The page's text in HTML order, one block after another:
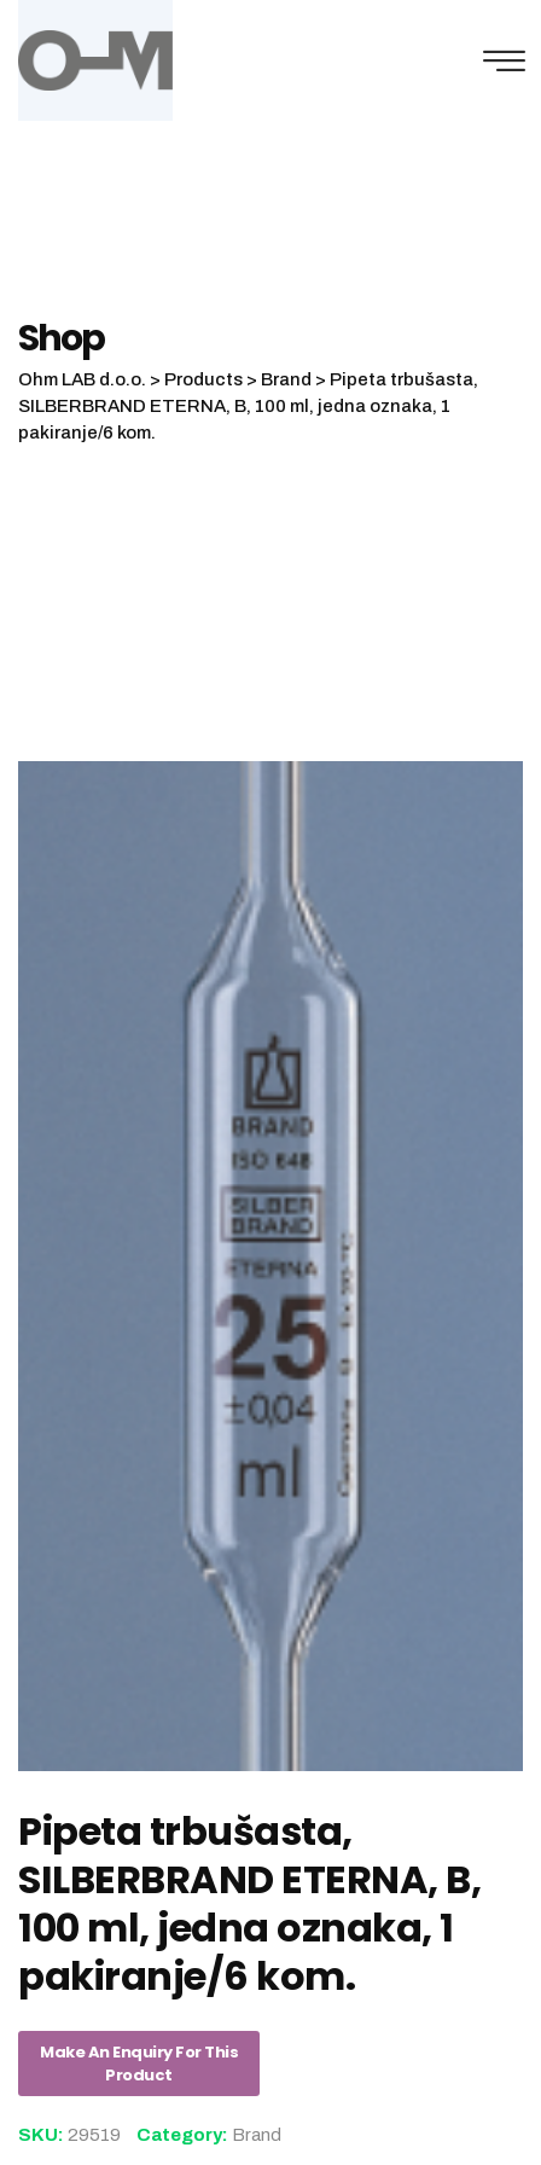
content
Shop
Ohm LAB d.o.o. > Products > Brand > Pipeta trbušasta,
SILBERBRAND ETERNA, B, 100 ml, jedna oznaka, 1
pakiranje/6 kom.
Pipeta trbušasta,
SILBERBRAND ETERNA, B,
100 ml, jedna oznaka, 1
pakiranje/6 kom.
SKU: 29519 Category: Brand